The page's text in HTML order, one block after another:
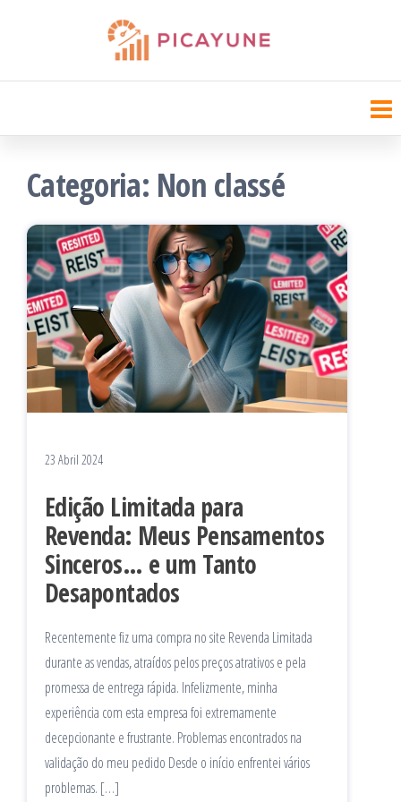
o Picayune Chamber
Categoria: Non classé
23 Abril 2024
Edição Limitada para
Revenda: Meus Pensamentos
Sinceros… e um Tanto
Desapontados
Recentemente fiz uma compra no site Revenda Limitada
durante as vendas, atraídos pelos preços atrativos e pela
promessa de entrega rápida. Infelizmente, minha
experiência com esta empresa foi extremamente
decepcionante e frustrante. Problemas encontrados na
validação do meu pedido Desde o início enfrentei vários
problemas. […]